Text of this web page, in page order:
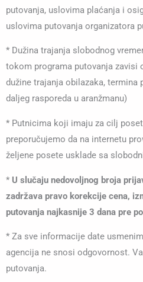
putovanja, uslovima plaćanja i
uslovima putovanja organizatora
* Dužina trajanja slobodnog
tokom programa putovanja zavisi
dužine trajanja obilazaka, termina
daljeg rasporeda u aranžmanu)
* Putnicima koji imaju za cilj
preporučujemo da na internetu
željene posete usklade sa
* U slučaju nedovoljnog broja
zadržava pravo korekcije cena,
putovanja najkasnije 3 dana pre
* Za sve informacije date
agencija ne snosi odgovornost.
putovanja.